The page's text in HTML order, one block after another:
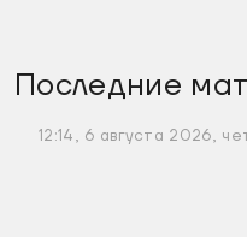
Последние
12:14, 6 августа 2026,